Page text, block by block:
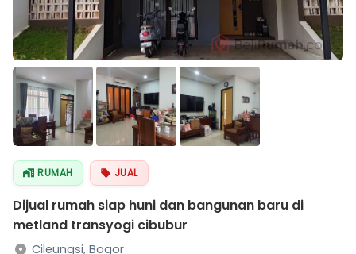
RUMAH JUAL
Dijual rumah siap huni dan bangunan baru di
metland transyogi cibubur
Cileungsi, Bogor